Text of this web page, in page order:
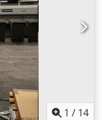
1 / 14